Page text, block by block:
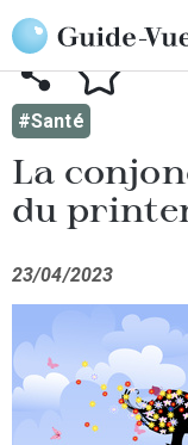
Aller au contenu
AFFICHER
#Santé
La
du
23/04/2023